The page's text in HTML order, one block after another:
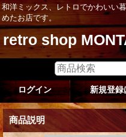
和洋ミックス、レトロでかわいい
めたお店です。
retro shop
ログイン 新規登録
商品説明